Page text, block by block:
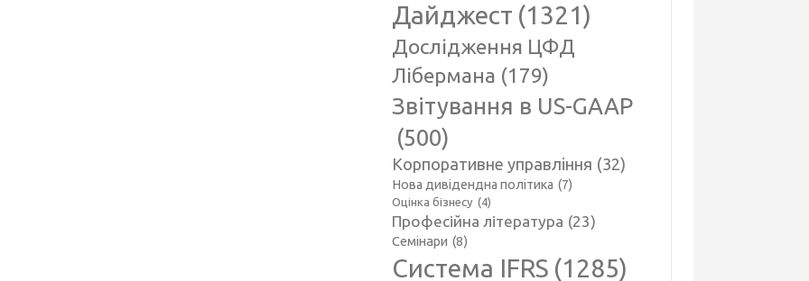
Дайджест (1321)
Дослідження ЦФД
Лібермана (179)
Звітування в US-GAAP
(500)
Корпоративне управління (32)
Нова дивідендна політика (7)
Оцінка бізнесу (4)
Професійна література (23)
Семінари (8)
Система IFRS (1285)